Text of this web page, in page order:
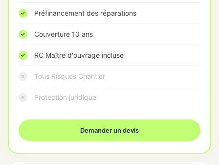
Préfinancement des réparations
Couverture 10 ans
RC Maître d'ouvrage incluse
Tous Risques Chantier
Protection juridique
Demander un devis